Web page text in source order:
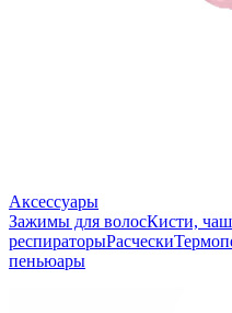
Аксессуары
Зажимы для волосКисти,
респираторыРасчески
пеньюары